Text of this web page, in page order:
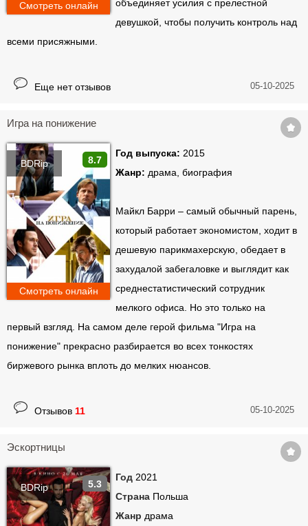
объединяет усилия с прелестной
девушкой, чтобы получить контроль над
всеми присяжными.
Смотреть онлайн
Еще нет отзывов 05-10-2025
Игра на понижение
8.7
BDRip
Год выпуска: 2015
Жанр: драма, биография
Майкл Барри – самый обычный парень,
который работает экономистом, ходит в
дешевую парикмахерскую, обедает в
захудалой забегаловке и выглядит как
среднестатистический сотрудник
мелкого офиса. Но это только на
первый взгляд. На самом деле герой фильма "Игра на
понижение" прекрасно разбирается во всех тонкостях
биржевого рынка вплоть до мелких нюансов.
Смотреть онлайн
Отзывов 11 05-10-2025
Эскортницы
5.3
BDRip
Год 2021
Страна Польша
Жанр драма